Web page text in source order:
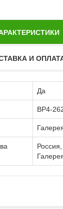
И
Да
ВР4-